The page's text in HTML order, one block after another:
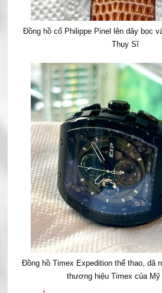
Đồng hồ cổ Philippe Pinel lên dây bọc
Thụy Sĩ
Đồng hồ Timex Expedition thể thao, dã
thương hiệu Timex của Mỹ